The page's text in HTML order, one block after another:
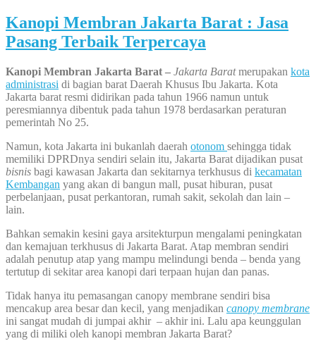
Kanopi Membran Jakarta Barat : Jasa
Pasang Terbaik Terpercaya
Kanopi Membran Jakarta Barat – Jakarta Baratmerupakan kota
administrasi di bagian barat Daerah Khusus Ibu Jakarta. Kota
Jakarta barat resmi didirikan pada tahun 1966 namun untuk
peresmiannya dibentuk pada tahun 1978 berdasarkan peraturan
pemerintah No 25.
Namun, kota Jakarta ini bukanlah daerah otonom sehingga tidak
memiliki DPRDnya sendiri selain itu, Jakarta Barat dijadikan pusat
bisnis bagi kawasan Jakarta dan sekitarnya terkhusus di kecamatan
Kembangan yang akan di bangun mall, pusat hiburan, pusat
perbelanjaan, pusat perkantoran, rumah sakit, sekolah dan lain –
lain.
Bahkan semakin kesini gaya arsitekturpun mengalami peningkatan
dan kemajuan terkhusus di Jakarta Barat. Atap membran sendiri
adalah penutup atap yang mampu melindungi benda – benda yang
tertutup di sekitar area kanopi dari terpaan hujan dan panas.
Tidak hanya itu pemasangan canopy membrane sendiri bisa
mencakup area besar dan kecil, yang menjadikan canopy membrane
ini sangat mudah di jumpai akhir – akhir ini. Lalu apa keunggulan
yang di miliki oleh kanopi membran Jakarta Barat?